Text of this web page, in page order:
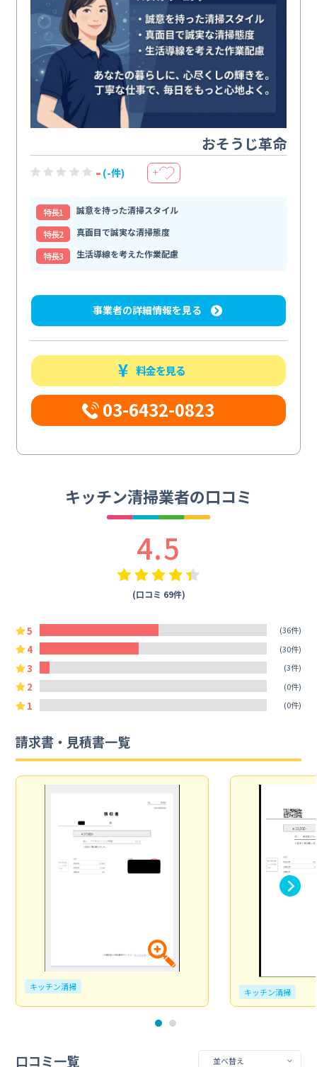
おそうじ革命
- (-件) ＋
特⻑1
誠意を持った清掃スタイル
特⻑2
真面目で誠実な清掃態度
特⻑3
生活導線を考えた作業配慮
事業者の詳細情報を見る
料金を見る
03-6432-0823
キッチン清掃業者の口コミ
4.5
(口コミ 69件)
5 (36件)
4 (30件)
3 (3件)
2 (0件)
1 (0件)
請求書・見積書一覧
キッチン清掃 キッチン清掃
口コミ一覧